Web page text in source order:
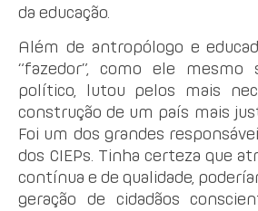
da educação.
Além de antropólogo e
“fazedor”, como ele mesmo
político, lutou pelos mais
construção de um país mais
Foi um dos grandes
dos CIEPs. Tinha certeza que
contínua e de qualidade,
geração de cidadãos